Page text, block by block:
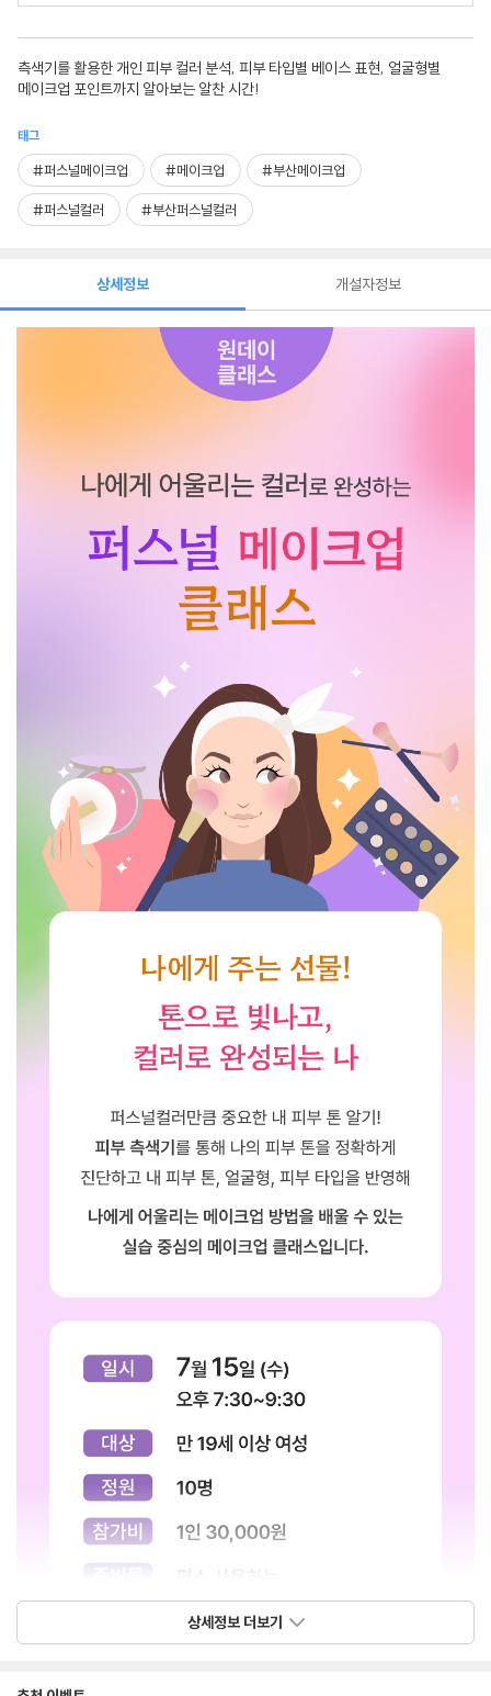
측색기를 활용한 개인 피부 컬러 분석, 피부 타입별 베이스 표현, 얼굴형별
메이크업 포인트까지 알아보는 알찬 시간!
태그
#퍼스널메이크업 #메이크업 #부산메이크업
#퍼스널컬러 #부산퍼스널컬러
상세정보
상세정보 더보기
개설자정보